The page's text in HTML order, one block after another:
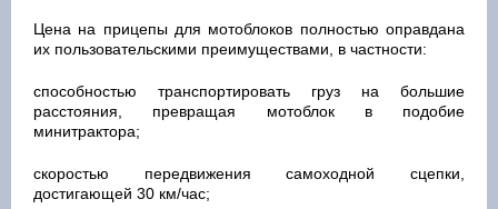
Цена на прицепы для мотоблоков полностью оправдана
их пользовательскими преимуществами, в частности:
способностью транспортировать груз на большие
расстояния, превращая мотоблок в подобие
минитрактора;
скоростью передвижения самоходной сцепки,
достигающей 30 км/час;